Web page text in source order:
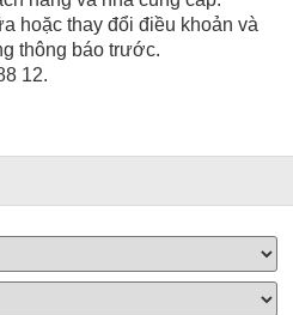
hoặc thay đổi điều khoản và
thông báo trước.
12.